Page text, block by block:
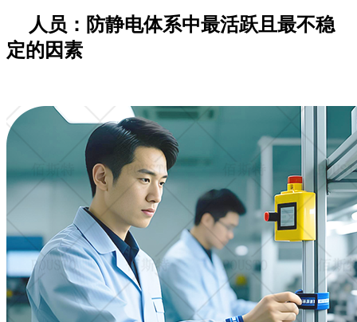
人员：防静电体系中最活跃且最不稳
定的因素